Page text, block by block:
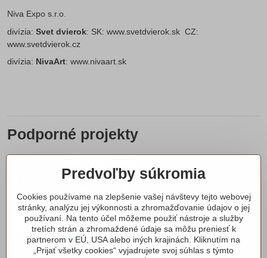
Niva Expo s.r.o.
divízia: Svet dvierok: SK: www.svetdvierok.sk CZ:
www.svetdvierok.cz
divízia: NivaArt: www.nivaart.sk
Podporné projekty
Predvoľby súkromia
Cookies používame na zlepšenie vašej návštevy tejto webovej
stránky, analýzu jej výkonnosti a zhromažďovanie údajov o jej
používaní. Na tento účel môžeme použiť nástroje a služby
tretích strán a zhromaždené údaje sa môžu preniesť k
partnerom v EÚ, USA alebo iných krajinách. Kliknutím na
„Prijať všetky cookies“ vyjadrujete svoj súhlas s týmto